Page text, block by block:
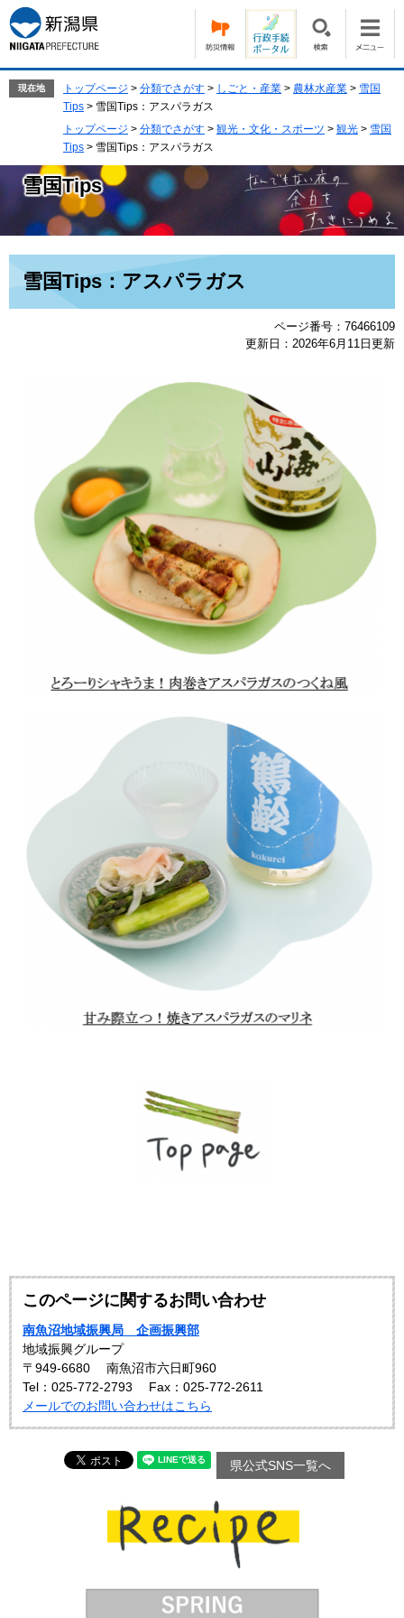
ー
ジ
の
ニ
ュ
ー
現在地 トップページ > 分類でさがす > しごと・産業 > 農林水産業 > 雪国
Tips > 雪国Tips：アスパラガス
トップページ > 分類でさがす > 観光・文化・スポーツ > 観光 > 雪国
Tips > 雪国Tips：アスパラガス
雪国Tips
雪国Tips：アスパラガス
ページ番号：76466109
更新日：2026年6月11日更新
このページに関するお問い合わせ
南魚沼地域振興局 企画振興部
地域振興グループ
〒949-6680
南魚沼市六日町960
Tel：025-772-2793
Fax：025-772-2611
メールでのお問い合わせはこちら
県公式SNS一覧へ